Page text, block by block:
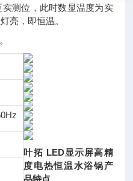
测位，此时数显温度为实
亮，即恒温。
叶拓 LED显示屏高精
度电热恒温水浴锅产
品特点